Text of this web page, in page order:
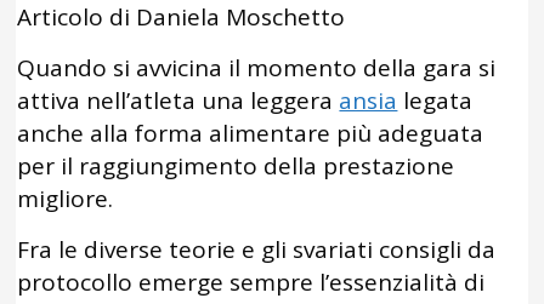
Articolo di Daniela Moschetto
Quando si avvicina il momento della gara si
attiva nell’atleta una leggera ansia legata
anche alla forma alimentare più adeguata
per il raggiungimento della prestazione
migliore.
Fra le diverse teorie e gli svariati consigli da
protocollo emerge sempre l’essenzialità di